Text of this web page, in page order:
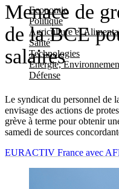
Economie
Politique
Agriculture et
Santé
Technologies
Energie,
Défense
Menace de
de la BCE
salaires
Le syndicat du personnel de
envisage des actions de
grève à terme pour obtenir
samedi de sources
EURACTIV France avec